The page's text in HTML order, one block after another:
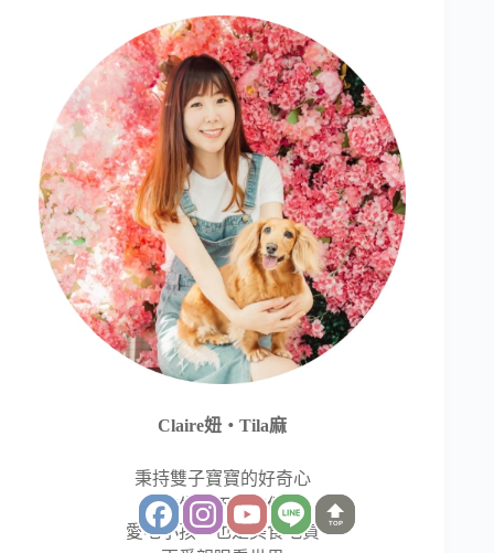
Claire妞‧Tila麻
秉持雙子寶寶的好奇心
相信生活不該被侷限
愛毛小孩、也是美食吃貨
TOP